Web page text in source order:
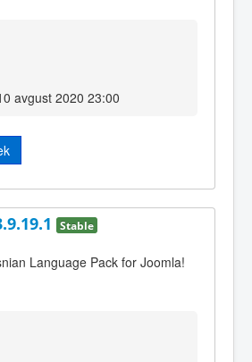
avgust 2020 23:00
Stable
Language Pack for Joomla!